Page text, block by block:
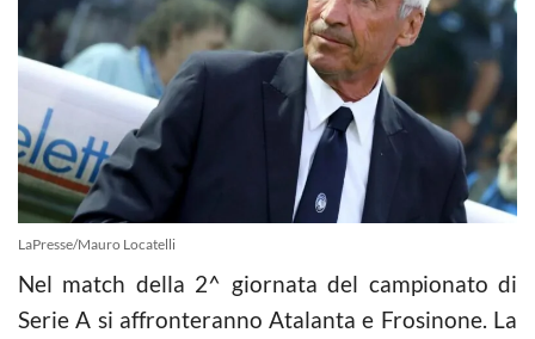
LaPresse/Mauro Locatelli
Nel match della 2^ giornata del campionato di
Serie A si affronteranno Atalanta e Frosinone. La